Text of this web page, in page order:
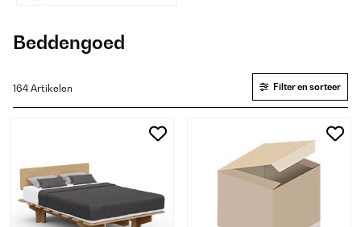
Beddengoed
164 Artikelen Filter en sorteer